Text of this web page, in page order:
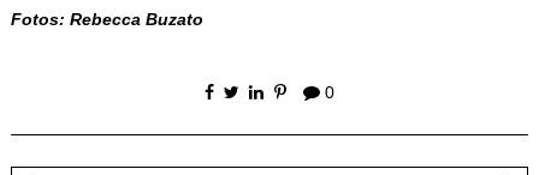
Fotos: Rebecca Buzato
0